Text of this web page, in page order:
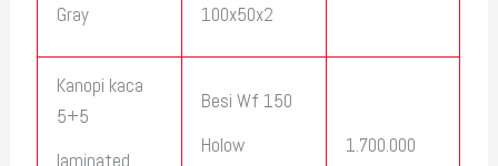
Gray
100x50x2
Kanopi kaca
5+5
laminated
Besi Wf 150
Holow
1.700.000